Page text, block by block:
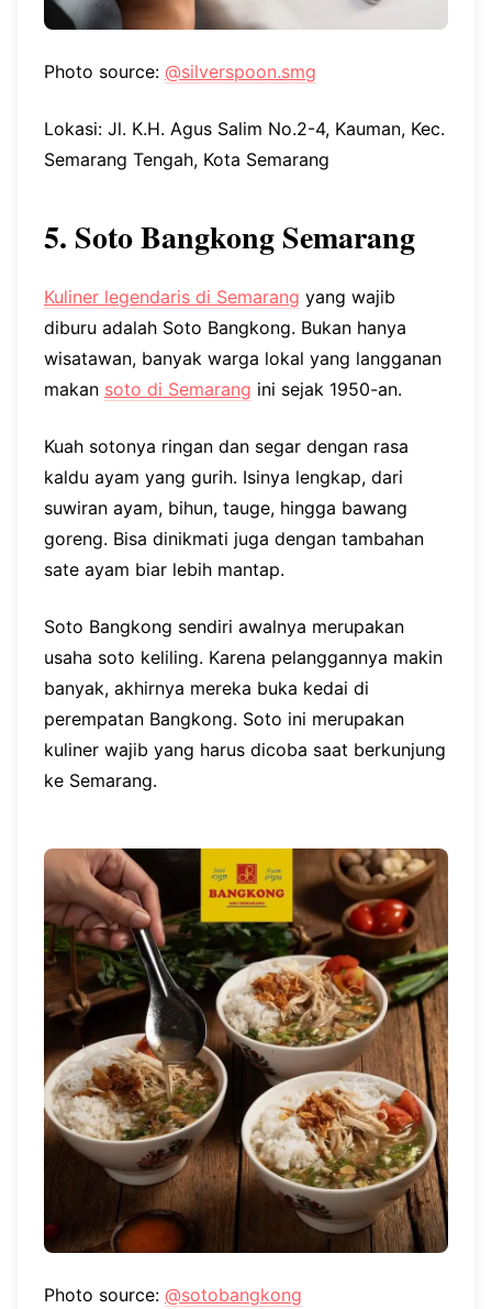
Photo source: @silverspoon.smg
Lokasi: Jl. K.H. Agus Salim No.2-4, Kauman, Kec.
Semarang Tengah, Kota Semarang
5. Soto Bangkong Semarang
Kuliner legendaris di Semarang yang wajib
diburu adalah Soto Bangkong. Bukan hanya
wisatawan, banyak warga lokal yang langganan
makan soto di Semarang ini sejak 1950-an.
Kuah sotonya ringan dan segar dengan rasa
kaldu ayam yang gurih. Isinya lengkap, dari
suwiran ayam, bihun, tauge, hingga bawang
goreng. Bisa dinikmati juga dengan tambahan
sate ayam biar lebih mantap.
Soto Bangkong sendiri awalnya merupakan
usaha soto keliling. Karena pelanggannya makin
banyak, akhirnya mereka buka kedai di
perempatan Bangkong. Soto ini merupakan
kuliner wajib yang harus dicoba saat berkunjung
ke Semarang.
Photo source: @sotobangkong